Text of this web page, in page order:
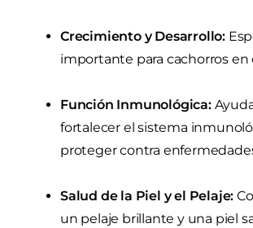
Crecimiento y Desarrollo:
importante para cachorros
Función Inmunológica:
fortalecer el sistema
proteger contra
Salud de la Piel y el Pelaje:
un pelaje brillante y una piel